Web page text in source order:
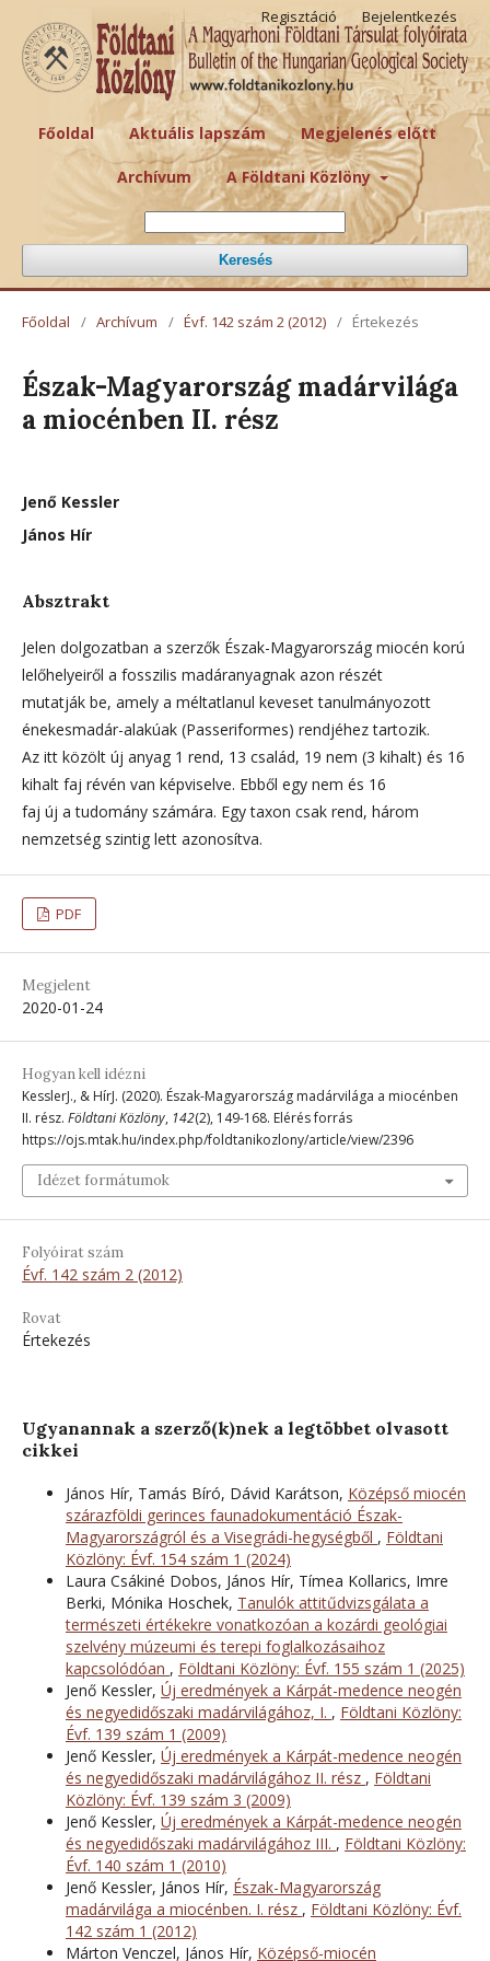
Főoldal Aktuális lapszám Megjelenés előtt
Archívum A Földtani Közlöny
Keresés
Regisztáció Bejelentkezés
Főoldal / Archívum / Évf. 142 szám 2 (2012) / Értekezés
Észak-Magyarország madárvilága
a miocénben II. rész
Jenő Kessler
János Hír
Absztrakt
Jelen dolgozatban a szerzők Észak-Magyarország miocén korú
lelőhelyeiről a fosszilis madáranyagnak azon részét
mutatják be, amely a méltatlanul keveset tanulmányozott
énekesmadár-alakúak (Passeriformes) rendjéhez tartozik.
Az itt közölt új anyag 1 rend, 13 család, 19 nem (3 kihalt) és 16
kihalt faj révén van képviselve. Ebből egy nem és 16
faj új a tudomány számára. Egy taxon csak rend, három
nemzetség szintig lett azonosítva.
PDF
Megjelent
2020-01-24
Hogyan kell idézni
KesslerJ., & HírJ. (2020). Észak-Magyarország madárvilága a miocénben
II. rész. Földtani Közlöny, 142(2), 149-168. Elérés forrás
https://ojs.mtak.hu/index.php/foldtanikozlony/article/view/2396
Idézet formátumok
Folyóirat szám
Évf. 142 szám 2 (2012)
Rovat
Értekezés
Ugyanannak a szerző(k)nek a legtöbbet olvasott
cikkei
János Hír, Tamás Bíró, Dávid Karátson, Középső miocén
szárazföldi gerinces faunadokumentáció Észak-
Magyarországról és a Visegrádi-hegységből , Földtani
Közlöny: Évf. 154 szám 1 (2024)
Laura Csákiné Dobos, János Hír, Tímea Kollarics, Imre
Berki, Mónika Hoschek, Tanulók attitűdvizsgálata a
természeti értékekre vonatkozóan a kozárdi geológiai
szelvény múzeumi és terepi foglalkozásaihoz
kapcsolódóan , Földtani Közlöny: Évf. 155 szám 1 (2025)
Jenő Kessler, Új eredmények a Kárpát-medence neogén
és negyedidőszaki madárvilágához, I. , Földtani Közlöny:
Évf. 139 szám 1 (2009)
Jenő Kessler, Új eredmények a Kárpát-medence neogén
és negyedidőszaki madárvilágához II. rész , Földtani
Közlöny: Évf. 139 szám 3 (2009)
Jenő Kessler, Új eredmények a Kárpát-medence neogén
és negyedidőszaki madárvilágához III. , Földtani Közlöny:
Évf. 140 szám 1 (2010)
Jenő Kessler, János Hír, Észak-Magyarország
madárvilága a miocénben. I. rész , Földtani Közlöny: Évf.
142 szám 1 (2012)
Márton Venczel, János Hír, Középső-miocén